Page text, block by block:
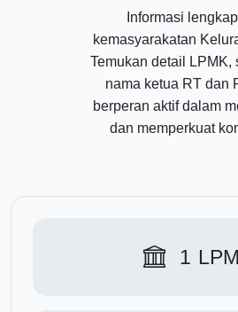
Informasi
kemasyarakatan
Temukan detail LPMK,
nama ketua RT dan
berperan aktif dalam
dan memperkuat
1